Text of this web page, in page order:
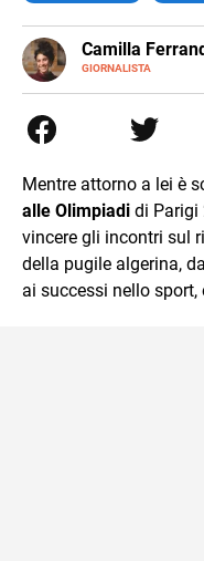
Camilla
GIORNALISTA
E-
MAIL
LINKEDIN
di trasformare la
da lì non mi
mente.
Mentre attorno a lei è
alle Olimpiadi di Parigi
vincere gli incontri sul
della pugile algerina,
ai successi nello sport,